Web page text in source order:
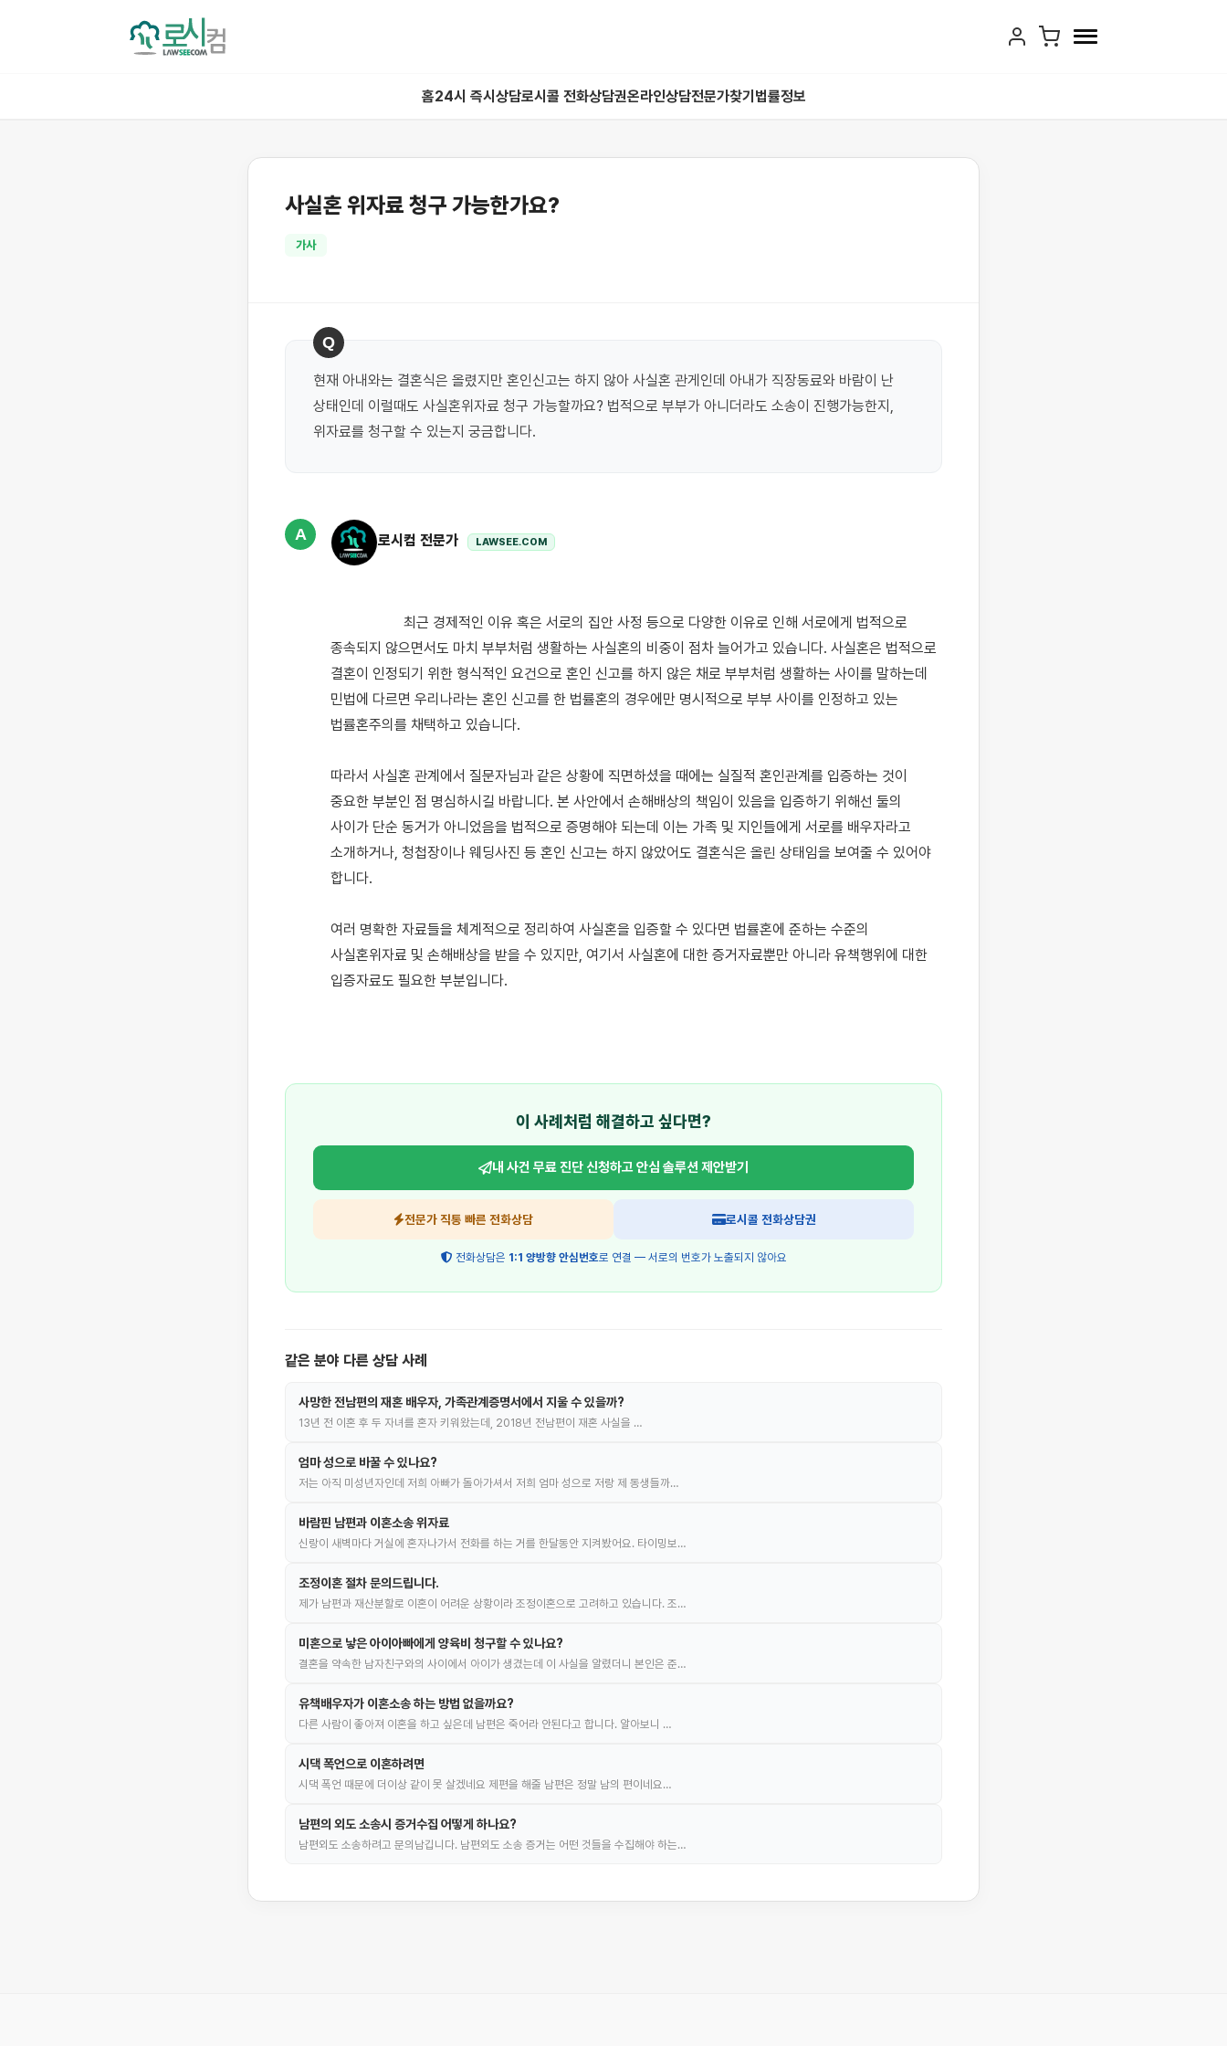
홈24시 즉시상담로시콜 전화상담권온라인상담전문가찾기 법률정보
사실혼 위자료 청구 가능한가요?
가사
Q
현재 아내와는 결혼식은 올렸지만 혼인신고는 하지 않아 사실혼 관게인데 아내가 직장동료와 바람이 난
상태인데 이럴때도 사실혼위자료 청구 가능할까요? 법적으로 부부가 아니더라도 소송이 진행가능한지,
A 로시컴 전문가 LAWSEE.COM
종속되지 않으면서도 마치 부부처럼 생활하는 사실혼의 비중이 점차 늘어가고 있습니다. 사실혼은 법적으로
결혼이 인정되기 위한 형식적인 요건으로 혼인 신고를 하지 않은 채로 부부처럼 생활하는 사이를 말하는데
민법에 다르면 우리나라는 혼인 신고를 한 법률혼의 경우에만 명시적으로 부부 사이를 인정하고 있는
법률혼주의를 채택하고 있습니다.
따라서 사실혼 관계에서 질문자님과 같은 상황에 직면하셨을 때에는 실질적 혼인관계를 입증하는 것이
중요한 부분인 점 명심하시길 바랍니다. 본 사안에서 손해배상의 책임이 있음을 입증하기 위해선 둘의
사이가 단순 동거가 아니었음을 법적으로 증명해야 되는데 이는 가족 및 지인들에게 서로를 배우자라고
소개하거나, 청첩장이나 웨딩사진 등 혼인 신고는 하지 않았어도 결혼식은 올린 상태임을 보여줄 수 있어야
합니다.
여러 명확한 자료들을 체계적으로 정리하여 사실혼을 입증할 수 있다면 법률혼에 준하는 수준의
사실혼위자료 및 손해배상을 받을 수 있지만, 여기서 사실혼에 대한 증거자료뿐만 아니라 유책행위에 대한
입증자료도 필요한 부분입니다.
이 사례처럼 해결하고 싶다면?
내 사건 무료 진단 신청하고안심 솔루션 제안받기
전문가 직통 빠른 전화상담 로시콜 전화상담권
전화상담은 1:1 양방향 안심번호로 연결 — 서로의 번호가 노출되지 않아요
같은 분야 다른 상담 사례
사망한 전남편의 재혼 배우자, 가족관계증명서에서 지울 수 있을까?
13년 전 이혼 후 두 자녀를 혼자 키워왔는데, 2018년 전남편이 재혼 사실을 …
엄마 성으로 바꿀 수 있나요?
저는 아직 미성년자인데 저희 아빠가 돌아가셔서 저희 엄마 성으로 저랑 제 동생들까…
바람핀 남편과 이혼소송 위자료
신랑이 새벽마다 거실에 혼자나가서 전화를 하는 거를 한달동안 지켜봤어요. 타이밍보…
조정이혼 절차 문의드립니다.
제가 남편과 재산분할로 이혼이 어려운 상황이라 조정이혼으로 고려하고 있습니다. 조…
미혼으로 낳은 아이아빠에게 양육비 청구할 수 있나요?
결혼을 약속한 남자친구와의 사이에서 아이가 생겼는데 이 사실을 알렸더니 본인은 준…
유책배우자가 이혼소송 하는 방법 없을까요?
다른 사람이 좋아져 이혼을 하고 싶은데 남편은 죽어라 안된다고 합니다. 알아보니 …
시댁 폭언으로 이혼하려면
시댁 폭언 때문에 더이상 같이 못 살겠네요 제편을 해줄 남편은 정말 남의 편이네요…
남편의 외도 소송시 증거수집 어떻게 하나요?
남편외도 소송하려고 문의남깁니다. 남편외도 소송 증거는 어떤 것들을 수집해야 하는…